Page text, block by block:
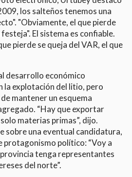
los salteños tenemos una
"Obviamente, el que pierde
El sistema es confiable.
pierde se queja del VAR, el que
desarrollo económico
la explotación del litio, pero
mantener un esquema
“Hay que exportar
materias primas”, dijo.
sobre una eventual candidatura,
protagonismo político: “Voy a
tenga representantes
del norte”.